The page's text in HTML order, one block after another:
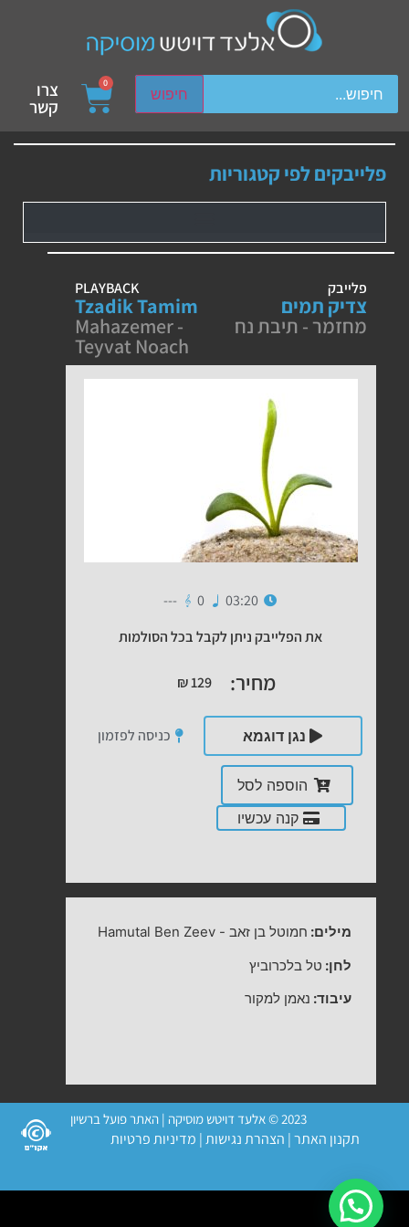
חיפוש
device users, explore by touch or with swipe gestures.
0 צרו
קשר
פלייבקים לפי קטגוריות
פלייבק
צדיק תמים
מחזמר - תיבת נח
PLAYBACK
Tzadik Tamim
Mahazemer -
Teyvat Noach
03:20
0
---
את הפלייבק ניתן לקבל בכל הסולמות
מחיר: ₪129
נגן דוגמא כניסה לפזמון
הוספה לסל
קנה עכשיו
מילים: חמוטל בן זאב -
Hamutal Ben Zeev
לחן: טל בלכרוביץ
עיבוד: נאמן למקור
2023 © אלעד דויטש מוסיקה | האתר פועל ברשיון
תקנון האתר| הצהרת נגישות| מדיניות פרטיות